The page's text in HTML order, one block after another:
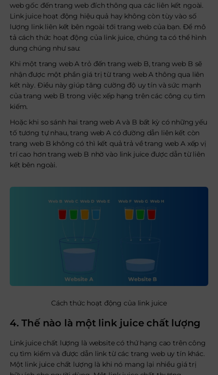
web gốc đến trang web đích thông qua các liên kết ngoài.
Link juice hoạt động hiệu quả hay không còn tùy vào số
lượng link liên kết bên ngoài tới trang web của bạn. Để mô
tả cách thức hoạt động của link juice, chúng ta có thể hình
dung chúng như sau:
Khi một trang web A trỏ đến trang web B, trang web B sẽ
nhận được một phần giá trị từ trang web A thông qua liên
kết này. Điều này giúp tăng cường độ uy tín và sức mạnh
của trang web B trong việc xếp hạng trên các công cụ tìm
kiếm.
Hoặc khi so sánh hai trang web A và B bất kỳ có những yếu
tố tương tự nhau, trang web A có đường dẫn liên kết còn
trang web B không có thì kết quả trả về trang web A xếp vị
trí cao hơn trang web B nhờ vào link juice được dẫn từ liên
kết bên ngoài.
Cách thức hoạt động của link juice
4. Thế nào là một link juice chất lượng
Link juice chất lượng là website có thứ hạng cao trên công
cụ tìm kiếm và được dẫn link từ các trang web uy tín khác.
Một link juice chất lượng là khi nó mang lại nhiều giá trị